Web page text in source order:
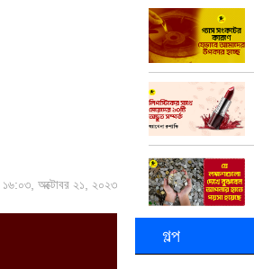
১৬:০৩, অক্টোবর ২১, ২০২৩
গল্প